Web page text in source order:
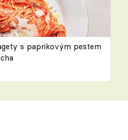
s paprikovým pestem